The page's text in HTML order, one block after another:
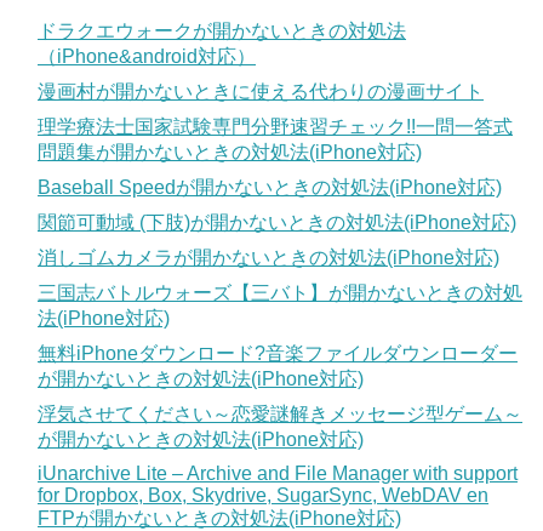
ドラクエウォークが開かないときの対処法
（iPhone&android対応）
漫画村が開かないときに使える代わりの漫画サイト
理学療法士国家試験専門分野速習チェック!!一問一答式
問題集が開かないときの対処法(iPhone対応)
Baseball Speedが開かないときの対処法(iPhone対応)
関節可動域 (下肢)が開かないときの対処法(iPhone対応)
消しゴムカメラが開かないときの対処法(iPhone対応)
三国志バトルウォーズ【三バト】が開かないときの対処
法(iPhone対応)
無料iPhoneダウンロード?音楽ファイルダウンローダー
が開かないときの対処法(iPhone対応)
浮気させてください～恋愛謎解きメッセージ型ゲーム～
が開かないときの対処法(iPhone対応)
iUnarchive Lite – Archive and File Manager with support
for Dropbox, Box, Skydrive, SugarSync, WebDAV en
FTPが開かないときの対処法(iPhone対応)